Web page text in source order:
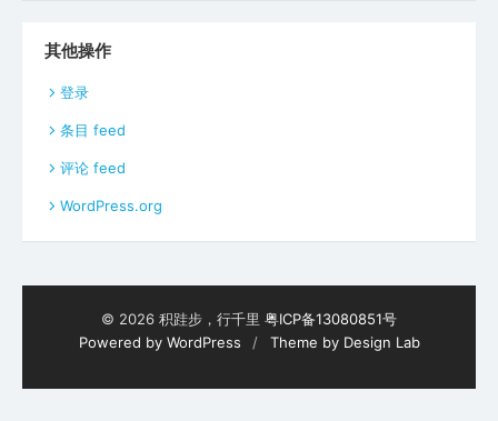
其他操作
登录
条目 feed
评论 feed
WordPress.org
© 2026 积跬步，行千里 粤ICP备13080851号
Powered by WordPress
/ Theme by Design Lab